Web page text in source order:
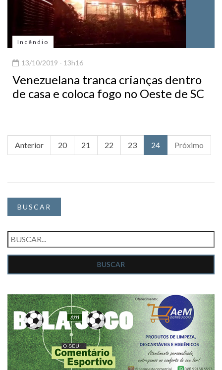
Incêndio
13/10/2019 - 13h16
Venezuelana tranca crianças dentro
de casa e coloca fogo no Oeste de SC
Anterior 20 21 22 23 24 Próximo
BUSCAR